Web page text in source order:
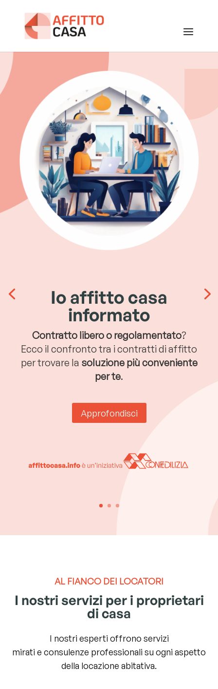
Io affitto casa
informato
Contratto libero o regolamentato?
Ecco il confronto tra i contratti di affitto
per trovare la soluzione più conveniente
per te.
Approfondisci
AL FIANCO DEI LOCATORI
I nostri servizi per i proprietari
di casa
I nostri esperti offrono servizi
mirati e consulenze professionali su ogni aspetto
della locazione abitativa.